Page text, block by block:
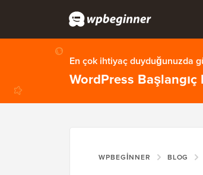
En çok ihtiyaç duyduğunuzda
WordPress Başlangıç
WPBEGINNER BLOG